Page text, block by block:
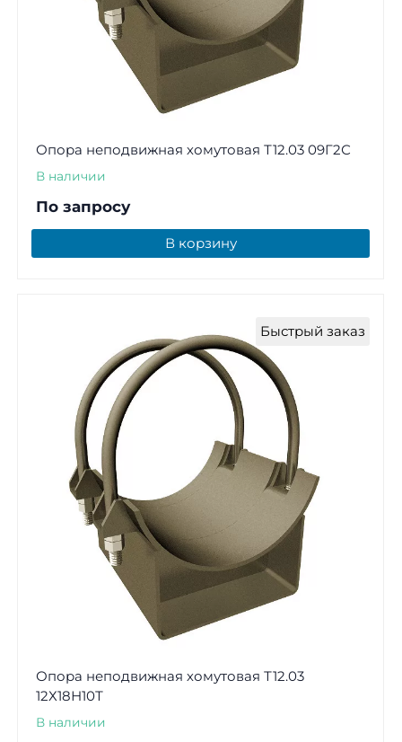
Опора неподвижная хомутовая Т12.03 09Г2С
В наличии
По запросу
В корзину
Быстрый заказ
Опора неподвижная хомутовая Т12.03
12Х18Н10Т
В наличии